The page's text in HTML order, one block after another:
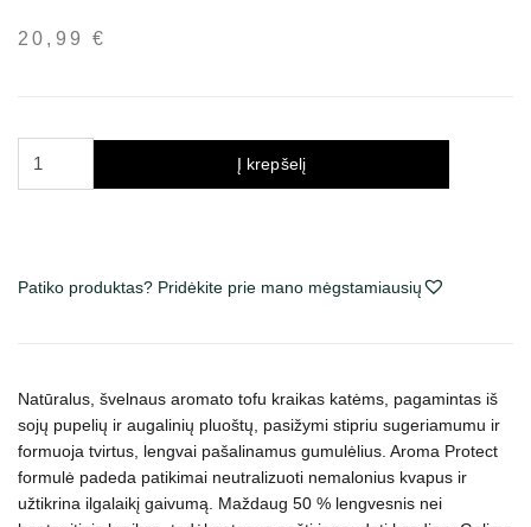
20,99€
tofu
kvapo,
8L
Į krepšelį
Patiko produktas? Pridėkite prie mano mėgstamiausių
Natūralus, švelnaus aromato tofu kraikas katėms, pagamintas iš
sojų pupelių ir augalinių pluoštų, pasižymi stipriu sugeriamumu ir
formuoja tvirtus, lengvai pašalinamus gumulėlius. Aroma Protect
formulė padeda patikimai neutralizuoti nemalonius kvapus ir
užtikrina ilgalaikį gaivumą. Maždaug 50 % lengvesnis nei